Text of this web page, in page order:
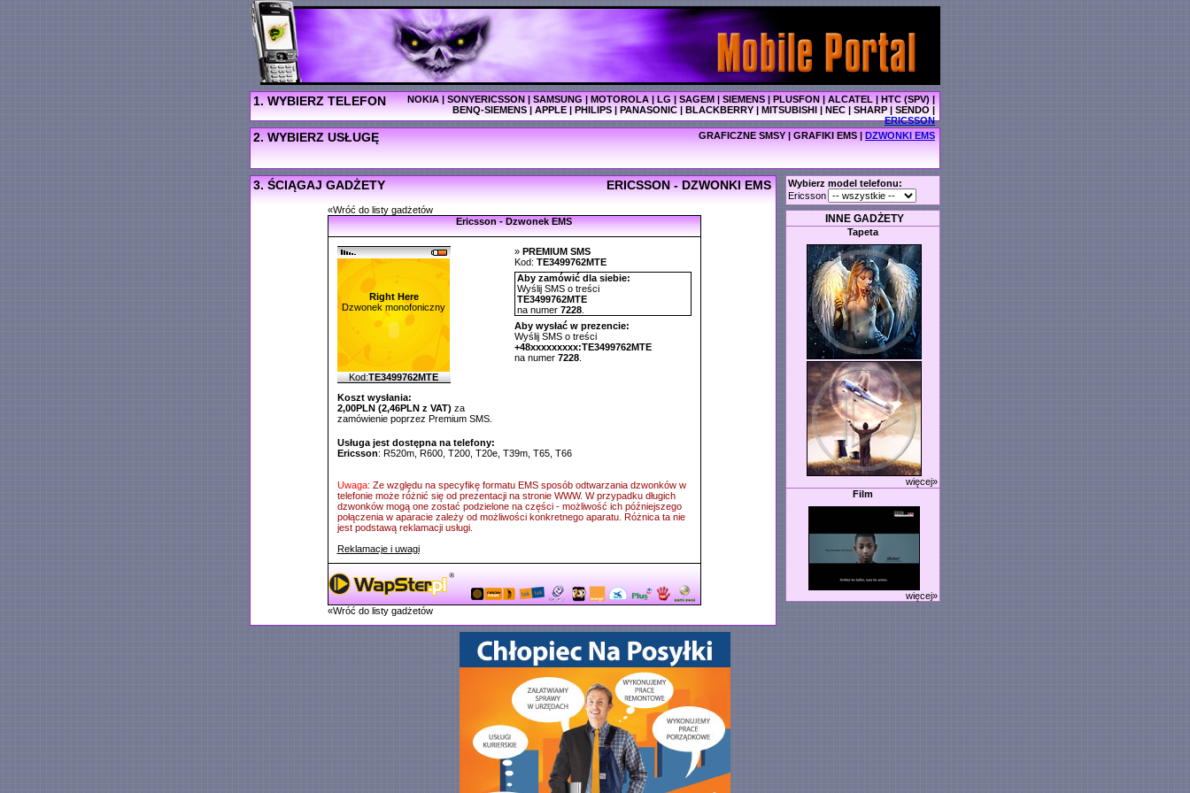
1. WYBIERZ TELEFON NOKIA|SONYERICSSON|SAMSUNG|MOTOROLA|LG|SAGEM|SIEMENS|PLUSFON|ALCATEL|HTC (SPV)|
BENQ-SIEMENS|APPLE|PHILIPS|PANASONIC|BLACKBERRY|MITSUBISHI|NEC|SHARP|SENDO|
ERICSSON
2. WYBIERZ USŁUGĘ GRAFICZNE SMSY | GRAFIKI EMS | DZWONKI EMS
3. ŚCIĄGAJ GADŻETY ERICSSON - DZWONKI EMS
«Wróć do listy gadżetów
Ericsson - Dzwonek EMS
Right Here
Dzwonek monofoniczny
Kod:TE3499762MTE
Koszt wysłania:
2,00PLN (2,46PLN z VAT) za
zamówienie poprzez Premium SMS.
» PREMIUM SMS
Kod: TE3499762MTE
Aby zamówić dla siebie:
Wyślij SMS o treści
TE3499762MTE
na numer 7228.
Aby wysłać w prezencie:
Wyślij SMS o treści
+48xxxxxxxxx:TE3499762MTE
na numer 7228.
Usługa jest dostępna na telefony:
Ericsson: R520m, R600, T200, T20e, T39m, T65, T66
Uwaga: Ze względu na specyfikę formatu EMS sposób odtwarzania dzwonków w
telefonie może różnić się od prezentacji na stronie WWW. W przypadku długich
dzwonków mogą one zostać podzielone na części - możliwość ich późniejszego
połączenia w aparacie zależy od możliwości konkretnego aparatu. Różnica ta nie
jest podstawą reklamacji usługi.
Reklamacje i uwagi
«Wróć do listy gadżetów
Wybierz model telefonu:
Ericsson
INNE GADŻETY
Tapeta
więcej»
Film
więcej»